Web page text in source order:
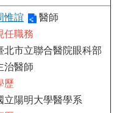
惟誼
醫師
任職務
北市立聯合醫院眼科部
治醫師
歷
立陽明大學醫學系